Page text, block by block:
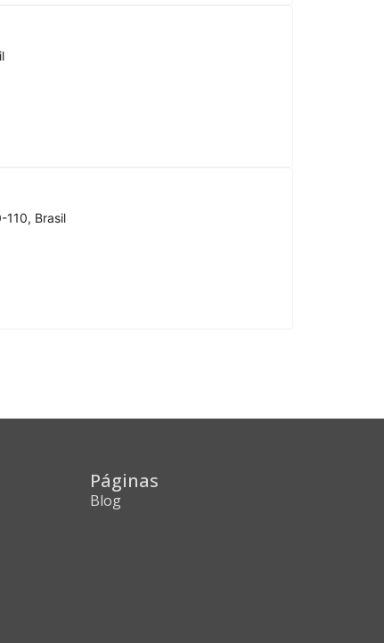
110, Brasil
Páginas
Blog